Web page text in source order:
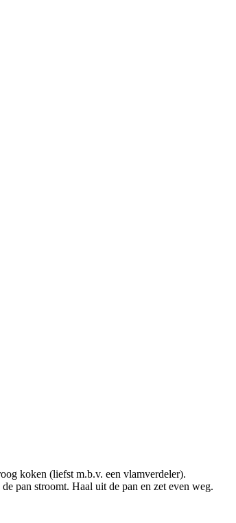
koken (liefst m.b.v. een vlamverdeler).
pan stroomt. Haal uit de pan en zet even weg.